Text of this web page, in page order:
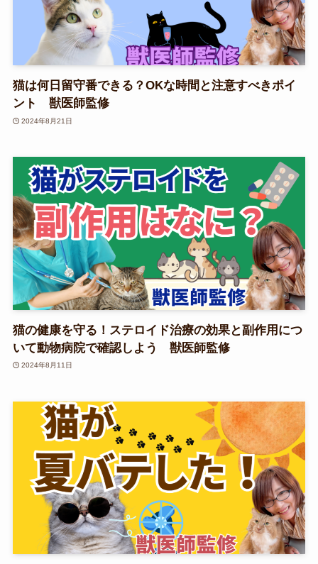
猫は何日留守番できる？OKな時間と注意すべきポイ
ント 獣医師監修
2024年8月21日
猫の健康を守る！ステロイド治療の効果と副作用につ
いて動物病院で確認しよう 獣医師監修
2024年8月11日